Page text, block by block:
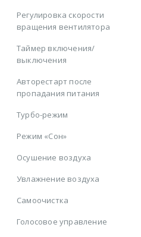
Регулировка скорости
вращения вентилятора
Таймер включения/
выключения
Авторестарт после
пропадания питания
Турбо-режим
Режим «Сон»
Осушение воздуха
Увлажнение воздуха
Самоочистка
Голосовое управление